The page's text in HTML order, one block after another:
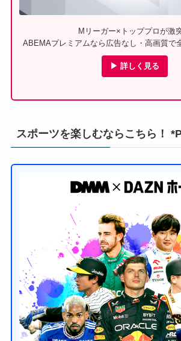
Mリーガー×トッププロが激
ABEMAプレミアムなら広告なし・高画質で
▶ 詳しく見る
スポーツを楽しむならこちら！